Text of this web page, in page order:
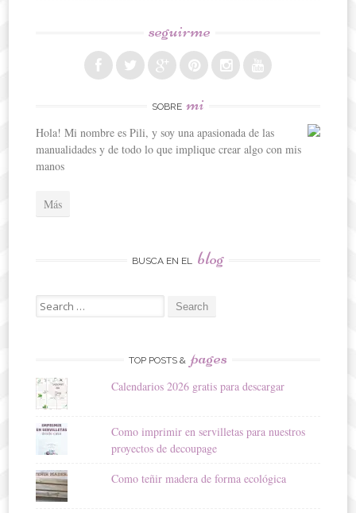
seguirme
SOBRE mi
Hola! Mi nombre es Pili, y soy una apasionada de las
manualidades y de todo lo que implique crear algo con mis
manos
Más
BUSCA EN EL blog
Search
for:
TOP POSTS & pages
Calendarios 2026 gratis para descargar
Como imprimir en servilletas para nuestros
proyectos de decoupage
Como teñir madera de forma ecológica